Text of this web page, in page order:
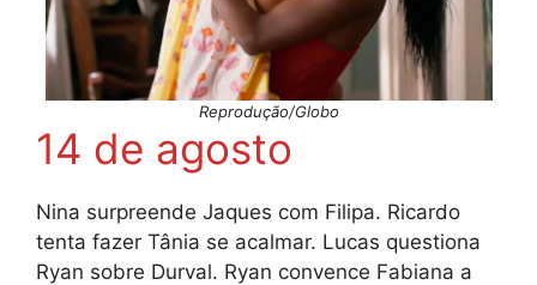
Reprodução/Globo
14 de agosto
Nina surpreende Jaques com Filipa. Ricardo
tenta fazer Tânia se acalmar. Lucas questiona
Ryan sobre Durval. Ryan convence Fabiana a